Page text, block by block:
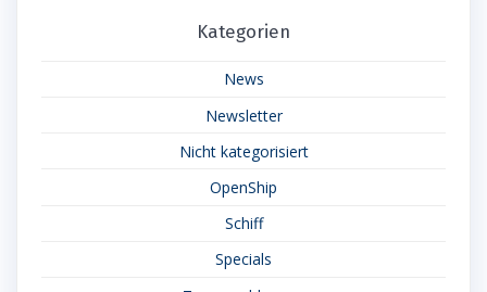
Kategorien
News
Newsletter
Nicht kategorisiert
OpenShip
Schiff
Specials